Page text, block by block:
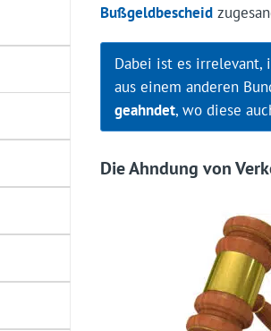
Bußgeldbescheid
Dabei ist es irrelevant,
aus einem anderen
geahndet, wo diese
Die Ahndung von